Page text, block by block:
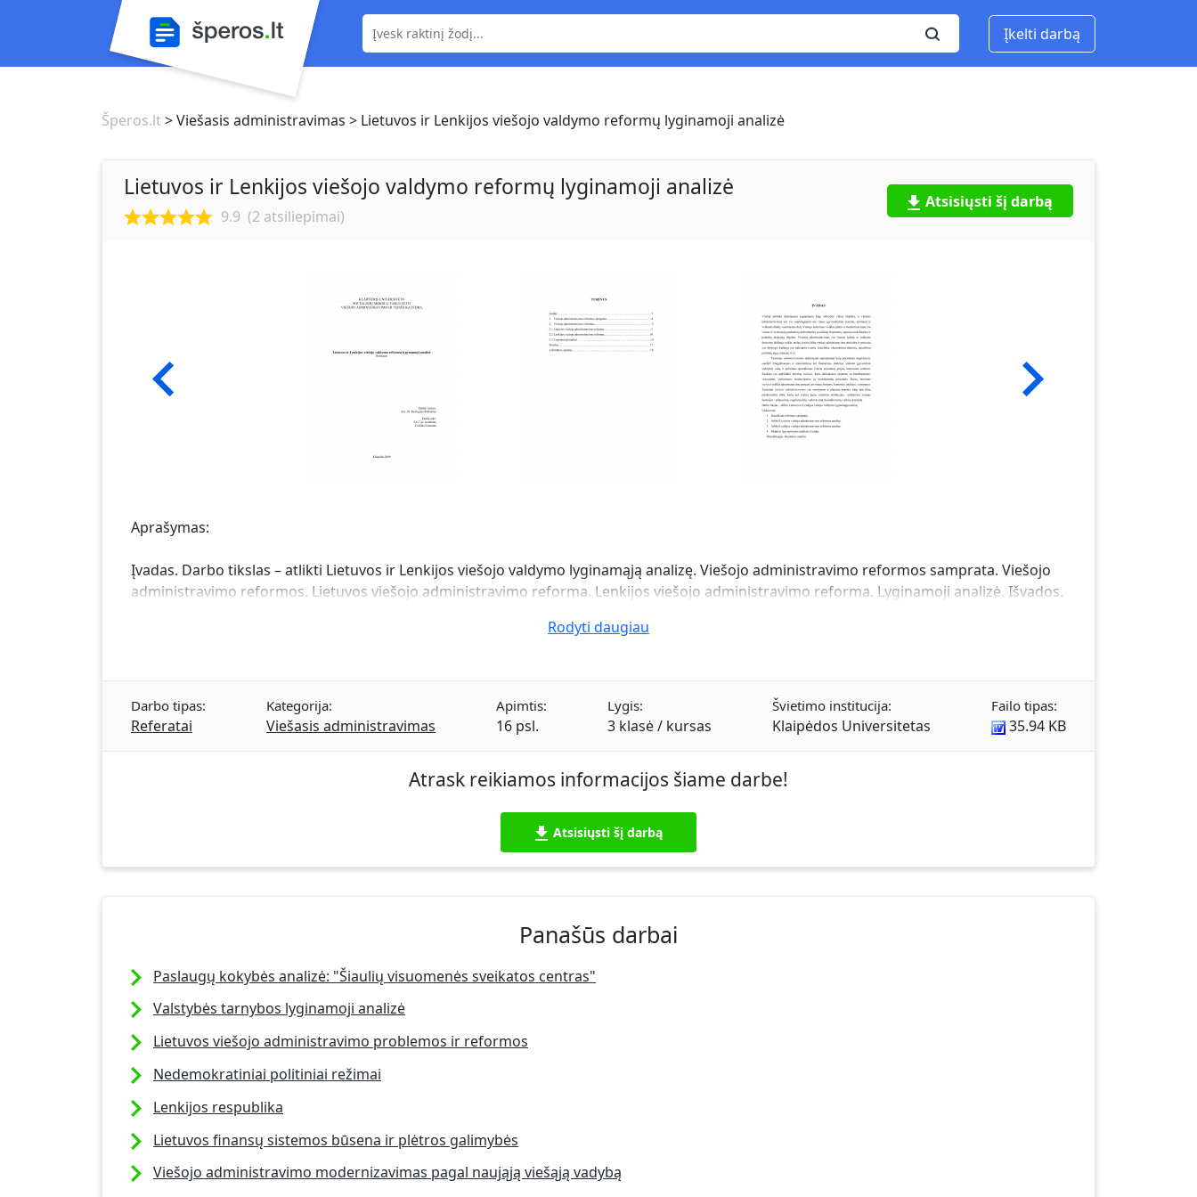
Įkelti darbą
Šperos.lt> Viešasis administravimas > Lietuvos ir Lenkijos viešojo valdymo reformų lyginamoji analizė
Lietuvos ir Lenkijos viešojo valdymo reformų lyginamoji analizė
9.9 (2 atsiliepimai)
Atsisiųsti šį darbą
Aprašymas:
Įvadas. Darbo tikslas – atlikti Lietuvos ir Lenkijos viešojo valdymo lyginamąją analizę. Viešojo administravimo reformos samprata. Viešojo
administravimo reformos. Lietuvos viešojo administravimo reforma. Lenkijos viešojo administravimo reforma. Lyginamoji analizė. Išvados.
Rodyti daugiau
Darbo tipas:
Referatai
Kategorija:
Viešasis administravimas
Apimtis:
16 psl.
Lygis:
3 klasė / kursas
Švietimo institucija:
Klaipėdos Universitetas
Failo tipas:
35.94 KB
Atrask reikiamos informacijos šiame darbe!
Atsisiųsti šį darbą
Panašūs darbai
Paslaugų kokybės analizė: "Šiaulių visuomenės sveikatos centras"
Valstybės tarnybos lyginamoji analizė
Lietuvos viešojo administravimo problemos ir reformos
Nedemokratiniai politiniai režimai
Lenkijos respublika
Lietuvos finansų sistemos būsena ir plėtros galimybės
Viešojo administravimo modernizavimas pagal naująją viešąją vadybą